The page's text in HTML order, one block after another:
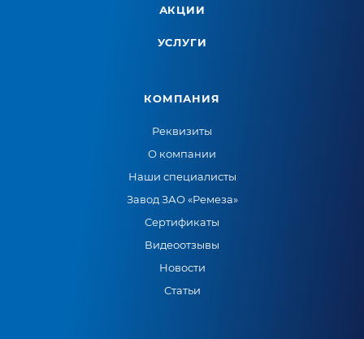
АКЦИИ
УСЛУГИ
КОМПАНИЯ
Реквизиты
О компании
Наши специалисты
Завод ЗАО «Ремеза»
Сертификаты
Видеоотзывы
Новости
Статьи